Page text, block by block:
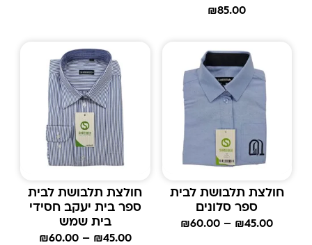
₪85.00
חולצת תלבושת לבית
ספר סלונים
₪45.00
–
₪60.00
חולצת תלבושת לבית
ספר בית יעקב חסידי
בית שמש
₪45.00
–
₪60.00